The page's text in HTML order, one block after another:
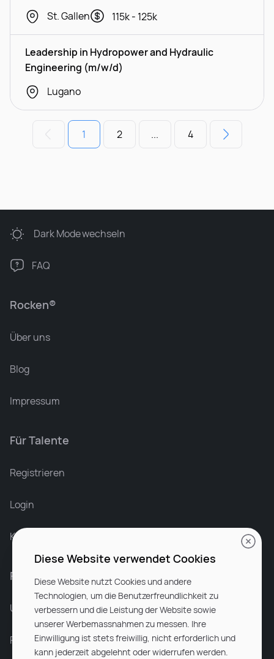
St. Gallen
115k - 125k
Leadership in Hydropower and Hydraulic
Engineering (m/w/d)
Lugano
1 2 ... 4
Rocken®
Über uns
Blog
Impressum
Für Talente
Registrieren
Login
Karriere bei Rocken
Für Unternehmen
Unsere Dienstleistungen
Partnerunternehmen
Dark Modewechseln
FAQ
Diese Website verwendet Cookies
Diese Website nutzt Cookies und andere
Technologien, um die Benutzerfreundlichkeit zu
verbessern und die Leistung der Website sowie
unserer Werbemassnahmen zu messen. Ihre
Einwilligung ist stets freiwillig, nicht erforderlich und
kann jederzeit abgelehnt oder widerrufen werden.